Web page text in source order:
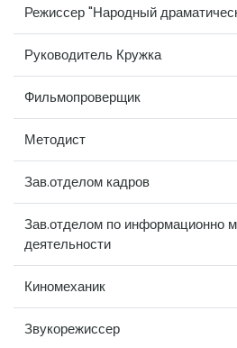
Режиссер "Народный
Руководитель Кружка
Фильмопроверщик
Методист
Зав.отделом кадров
Зав.отделом по информационно
деятельности
Киномеханик
Звукорежиссер